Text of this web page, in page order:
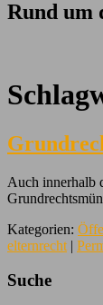
Rund um
Auch innerhalb
Kategorien:
elternrecht |
Suche